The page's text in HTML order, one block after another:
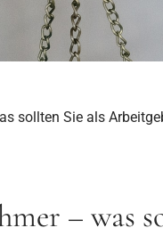
sollten Sie als
– was